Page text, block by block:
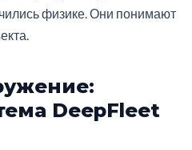
физике. Они понимают
DeepFleet